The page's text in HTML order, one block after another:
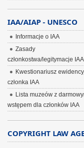
IAA/AIAP - UNESCO
Informacje o IAA
Zasady
członkostwa/legitymacje IAA
Kwestionariusz
członka IAA
Lista muzeów z
wstępem dla członków IAA
COPYRIGHT LAW